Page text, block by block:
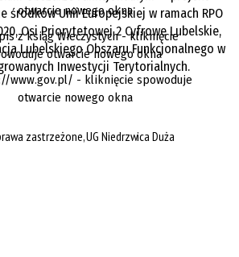
środków Unii Europejskiej w ramach RPO
Osi Priorytetowej 2 Cyfrowe Lubelskie,
Lubelskiego Obszaru Funkcjonalnego w
Inwestycji Terytorialnych.
zastrzeżone, UG Niedrzwica Duża